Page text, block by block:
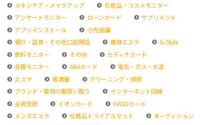
スキンケア・メイクアップ
化粧品・コスメモニター
アンケートモニター
ローンカード
サプリメント
アプリインストール
小売店舗
銀行・証券・その他口座開設
痩身エステ
G-Style
飲料モニター
その他
セディナカード
各種モニター
ANAカード
電気・ガス・水道
エステ
居酒屋
クリーニング・掃除
ブランド・着物の服買い取り
インターネット回線
会員登録
イオンカード
VIASOカード
メンズエステ
化粧品トライアルセット
オーディション